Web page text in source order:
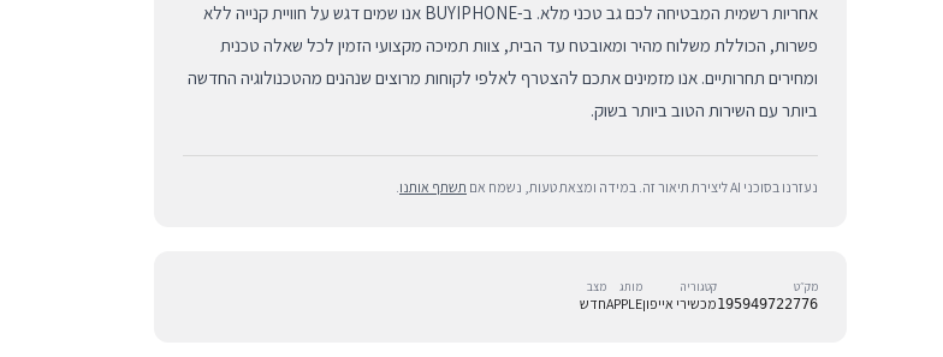
אחריות רשמית המבטיחה לכם גב טכני מלא. ב-BUYIPHONE אנו שמים דגש על חוויית קנייה ללא
פשרות, הכוללת משלוח מהיר ומאובטח עד הבית, צוות תמיכה מקצועי הזמין לכל שאלה טכנית
ומחירים תחרותיים. אנו מזמינים אתכם להצטרף לאלפי לקוחות מרוצים שנהנים מהטכנולוגיה החדשה
ביותר עם השירות הטוב ביותר בשוק.
נעזרנו בסוכני AI ליצירת תיאור זה. במידה ומצאת טעות, נשמח אם תשתף אותנו.
מק״ט
195949722776
קטגוריה
מכשירי אייפון
מותג
APPLE
מצב
חדש